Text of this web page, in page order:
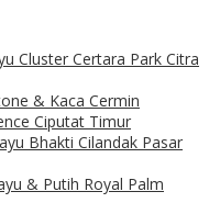
Cluster Certara Park Citra
& Kaca Cermin
Ciputat Timur
Bhakti Cilandak Pasar
& Putih Royal Palm